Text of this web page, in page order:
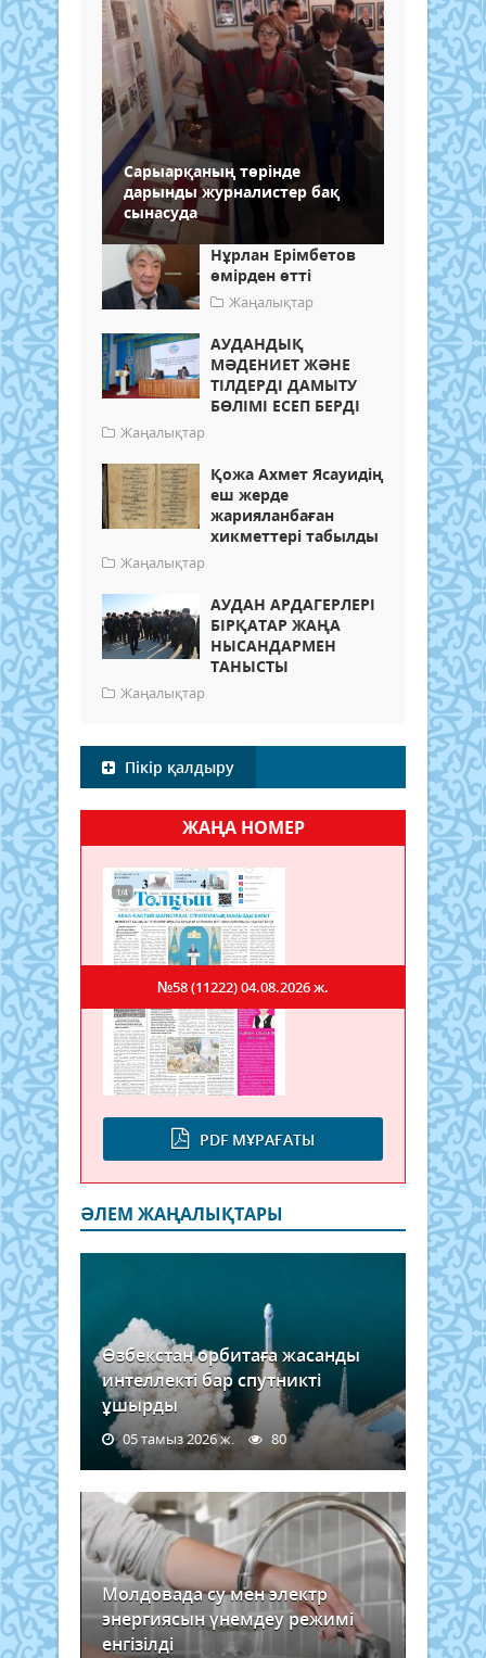
Сарыарқаның төрінде
дарынды журналистер бақ
сынасуда
Нұрлан Ерімбетов
өмірден өтті
Жаңалықтар
АУДАНДЫҚ
МӘДЕНИЕТ ЖӘНЕ
ТІЛДЕРДІ ДАМЫТУ
БӨЛІМІ ЕСЕП БЕРДІ
Жаңалықтар
Қожа Ахмет Ясауидің
еш жерде
жарияланбаған
хикметтері табылды
Жаңалықтар
АУДАН АРДАГЕРЛЕРІ
БІРҚАТАР ЖАҢА
НЫСАНДАРМЕН
ТАНЫСТЫ
Жаңалықтар
Пікір қалдыру
ЖАҢА НОМЕР
PDF МҰРАҒАТЫ
№58 (11222)04.08.2026 ж.
ӘЛЕМ ЖАҢАЛЫҚТАРЫ
Өзбекстан орбитаға жасанды
интеллекті бар спутникті
ұшырды
05 тамыз 2026 ж. 80
Молдовада су мен электр
энергиясын үнемдеу режимі
енгізілді